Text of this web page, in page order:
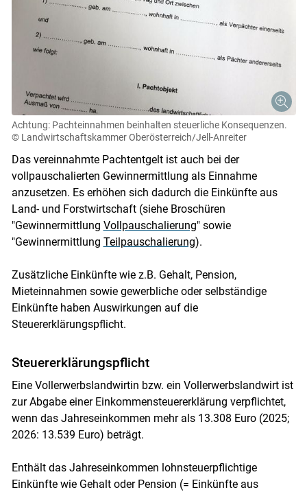
Skip to main content
Achtung: Pachteinnahmen beinhalten steuerliche Konsequenzen.
© Landwirtschaftskammer Oberösterreich/Jell-Anreiter
Das vereinnahmte Pachtentgelt ist auch bei der
vollpauschalierten Gewinnermittlung als Einnahme
anzusetzen. Es erhöhen sich dadurch die Einkünfte aus
Land- und Forstwirtschaft (siehe Broschüren
"Gewinnermittlung Vollpauschalierung" sowie
"Gewinnermittlung Teilpauschalierung).
Zusätzliche Einkünfte wie z.B. Gehalt, Pension,
Mieteinnahmen sowie gewerbliche oder selbständige
Einkünfte haben Auswirkungen auf die
Steuererklärungspflicht.
Steuererklärungspflicht
Eine Vollerwerbslandwirtin bzw. ein Vollerwerbslandwirt ist
zur Abgabe einer Einkommensteuererklärung verpflichtet,
wenn das Jahreseinkommen mehr als 13.308 Euro (2025;
2026: 13.539 Euro) beträgt.
Enthält das Jahreseinkommen lohnsteuerpflichtige
Einkünfte wie Gehalt oder Pension (= Einkünfte aus